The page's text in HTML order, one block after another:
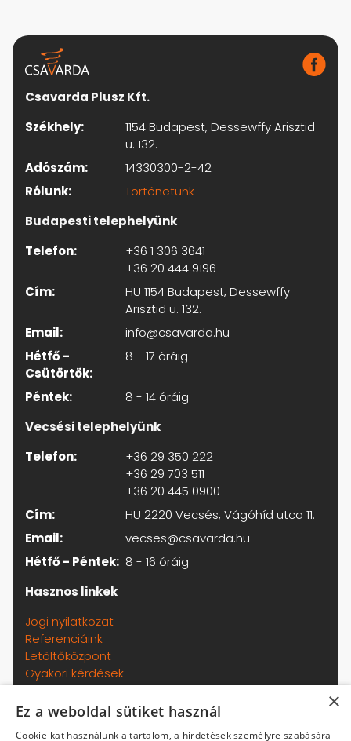
Csavarda Plusz Kft.
Székhely:
1154 Budapest, Dessewffy Arisztid
u. 132.
Adószám:
14330300-2-42
Rólunk:
Történetünk
Budapesti telephelyünk
Telefon:
+36 1 306 3641
+36 20 444 9196
Cím:
HU 1154 Budapest, Dessewffy
Arisztid u. 132.
Email:
info@csavarda.hu
Hétfő -
Csütörtök:
8 - 17 óráig
Péntek:
8 - 14 óráig
Vecsési telephelyünk
Telefon:
+36 29 350 222
+36 29 703 511
+36 20 445 0900
Cím:
HU 2220 Vecsés, Vágóhíd utca 11.
Email:
vecses@csavarda.hu
Hétfő - Péntek: 8 - 16 óráig
Hasznos linkek
Jogi nyilatkozat
Referenciáink
Letöltőközpont
Gyakori kérdések
Adatkezelési tájékoztató
Általános szerződési feltételek
×
Ez a weboldal sütiket használ
Cookie-kat használunk a tartalom, a hirdetések személyre szabására